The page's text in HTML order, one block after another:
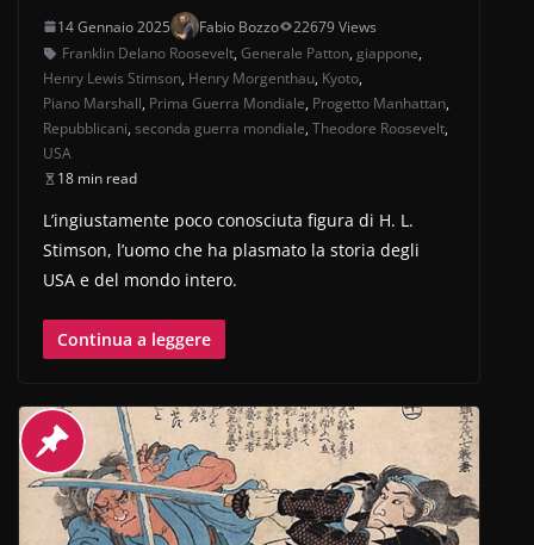
14 Gennaio 2025 Fabio Bozzo
22679 Views
Franklin Delano Roosevelt, Generale Patton, giappone,
Henry Lewis Stimson, Henry Morgenthau, Kyoto,
Piano Marshall, Prima Guerra Mondiale, Progetto Manhattan,
Repubblicani, seconda guerra mondiale, Theodore Roosevelt,
USA
18 min read
L’ingiustamente poco conosciuta figura di H. L.
Stimson, l’uomo che ha plasmato la storia degli
USA e del mondo intero.
Continua a leggere